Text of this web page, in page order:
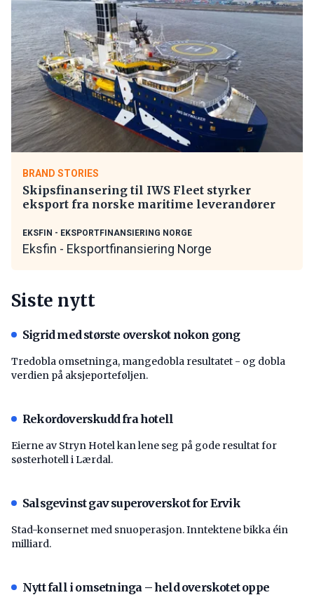
BRAND STORIES
Skipsfinansering til IWS Fleet styrker
eksport fra norske maritime leverandører
EKSFIN - EKSPORTFINANSIERING NORGE
Eksfin - Eksportfinansiering Norge
Siste nytt
Sigrid med største overskot nokon gong
Tredobla omsetninga, mangedobla resultatet - og dobla
verdien på aksjeporteføljen.
Rekordoverskudd fra hotell
Eierne av Stryn Hotel kan lene seg på gode resultat for
søsterhotell i Lærdal.
Salsgevinst gav superoverskot for Ervik
Stad-konsernet med snuoperasjon. Inntektene bikka éin
milliard.
Nytt fall i omsetninga – held overskotet oppe